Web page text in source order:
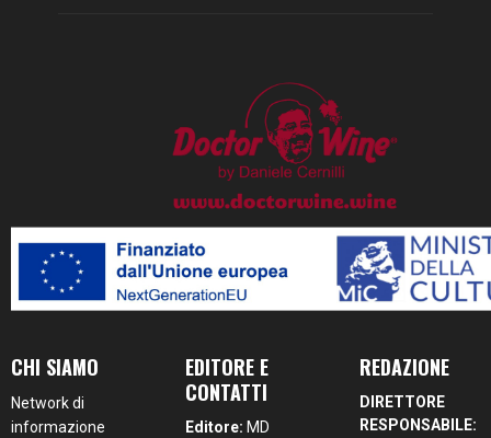
CHI SIAMO
Network di
informazione
EDITORE E
CONTATTI
Editore: MD
REDAZIONE
DIRETTORE
RESPONSABILE: